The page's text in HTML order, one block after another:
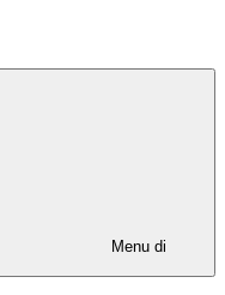
Menu di